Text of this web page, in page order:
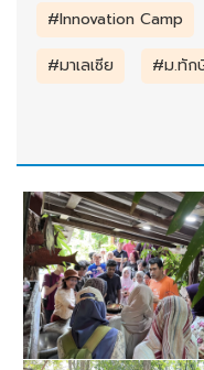
#Innovation Camp
#มาเลเซีย
#ม.ทั